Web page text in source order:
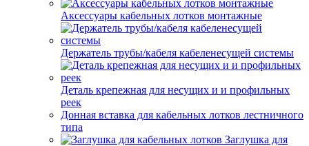
Аксессуары кабельных лотков монтажные
Держатель трубы/кабеля кабеленесущей системы
Деталь крепежная для несущих и и профильных
реек
Донная вставка для кабельных лотков лестничного
типа
Заглушка для